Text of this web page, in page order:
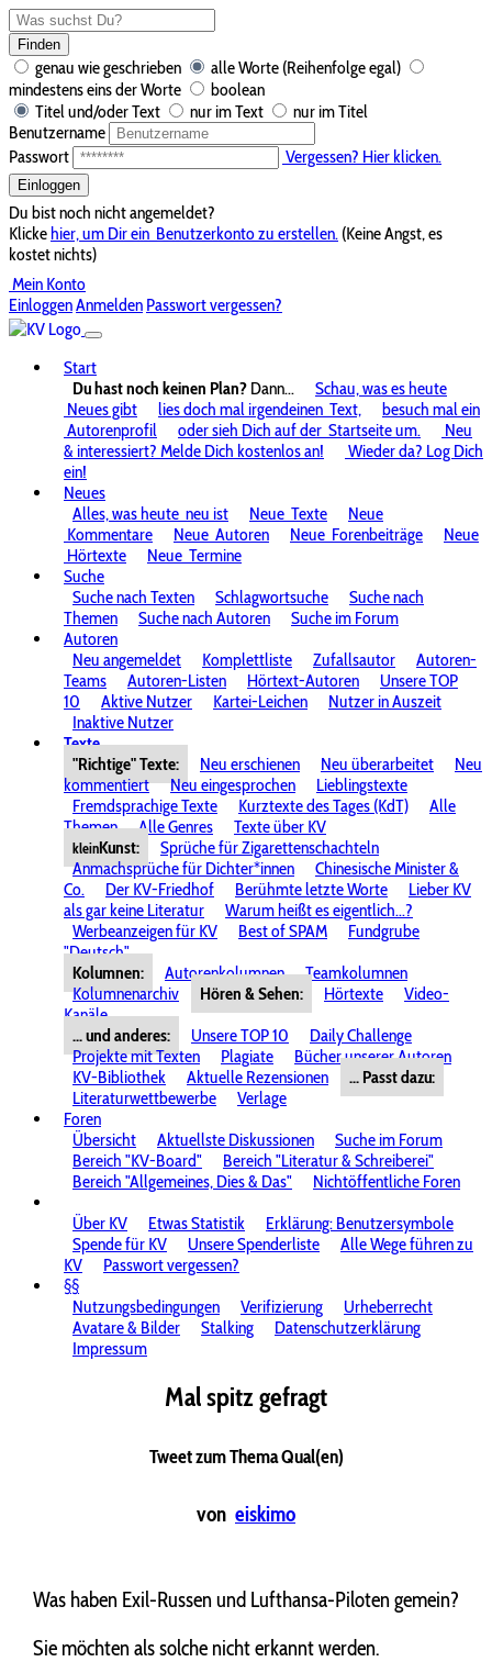
Finden
genau wie geschrieben
alle Worte (Reihenfolge egal)
mindestens eins der Worte
boolean
Titel und/oder Text
nur im Text
nur im Titel
Benutzername
Passwort
Vergessen? Hier klicken.
Einloggen
Du bist noch nicht angemeldet?
Klickehier, um Dir ein Benutzerkonto zu erstellen. (Keine Angst, es
kostet nichts)
Mein Konto
EinloggenAnmelden Passwort vergessen?
Start
Du hast noch keinen Plan? Dann...
Schau, was es heute
Neues gibt
lies doch mal irgendeinen Text,
besuch mal ein
Autorenprofil
oder sieh Dich auf der Startseite um.
Neu
& interessiert? Melde Dich kostenlos an!
Wieder da? Log Dich
ein!
Neues
Alles, was heute neu ist Neue Texte
Neue
Kommentare
Neue Autoren Neue Forenbeiträge
Neue
Hörtexte
Neue Termine
Suche
Suche nach Texten
Schlagwortsuche
Suche nach
Themen
Suche nach Autoren
Suche im Forum
Autoren
Neu angemeldet
Komplettliste Zufallsautor
Autoren-
Teams
Autoren-Listen Hörtext-Autoren
Unsere TOP
10
Aktive Nutzer Kartei-Leichen
Nutzer in Auszeit
Inaktive Nutzer
Texte
"Richtige" Texte:
Neu erschienen Neu überarbeitet
Neu
kommentiert
Neu eingesprochen
Lieblingstexte
Fremdsprachige Texte
Kurztexte des Tages (KdT)
Alle
Themen
Alle Genres Texte über KV
kleinKunst:
Sprüche für Zigarettenschachteln
Anmachsprüche für Dichter*innen
Chinesische Minister &
Co.
Der KV-Friedhof Berühmte letzte Worte
Lieber KV
als gar keine Literatur
Warum heißt es eigentlich...?
Werbeanzeigen für KV
Best of SPAM
Fundgrube
"Deutsch"
Kolumnen:
Autorenkolumnen
Teamkolumnen
Kolumnenarchiv
Hören & Sehen: Hörtexte
Video-
Kanäle
... und anderes:
Unsere TOP 10
Daily Challenge
Projekte mit Texten
Plagiate
Bücher unserer Autoren
KV-Bibliothek
Aktuelle Rezensionen
... Passt dazu:
Literaturwettbewerbe
Verlage
Foren
Übersicht
Aktuellste Diskussionen
Suche im Forum
Bereich "KV-Board"
Bereich "Literatur & Schreiberei"
Bereich "Allgemeines, Dies & Das"
Nichtöffentliche Foren
Über KV
Etwas Statistik
Erklärung: Benutzersymbole
Spende für KV
Unsere Spenderliste
Alle Wege führen zu
KV
Passwort vergessen?
§§
Nutzungsbedingungen
Verifizierung
Urheberrecht
Avatare & Bilder
Stalking
Datenschutzerklärung
Impressum
Mal spitz gefragt
Tweet zum Thema Qual(en)
von eiskimo
Was haben Exil-Russen und Lufthansa-Piloten gemein?
Sie möchten als solche nicht erkannt werden.